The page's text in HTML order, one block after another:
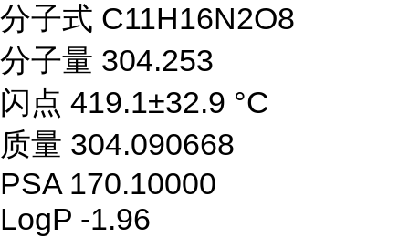
分子式 C11H16N2O8
分子量 304.253
闪点 419.1±32.9 °C
质量 304.090668
PSA 170.10000
LogP -1.96